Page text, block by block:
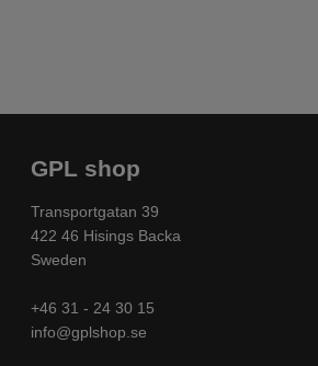
GPL shop
Transportgatan 39
422 46 Hisings Backa
Sweden
+46 31 - 24 30 15
info@gplshop.se